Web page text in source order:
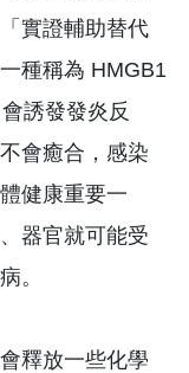
實證輔助替代
種稱為 HMGB1
誘發發炎反
會癒合，感染
健康重要一
器官就可能受
。
釋放一些化學